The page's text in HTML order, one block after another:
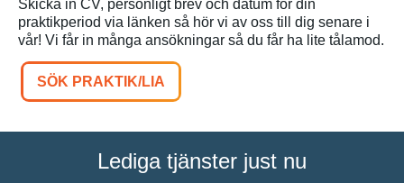
Skicka in CV, personligt brev och datum för din
praktikperiod via länken så hör vi av oss till dig senare i
vår! Vi får in många ansökningar så du får ha lite tålamod.
SÖK PRAKTIK/LIA
Lediga tjänster just nu